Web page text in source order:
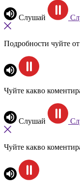
Слушай
Подробности чуйте
Чуйте какво
Слушай
Чуйте какво